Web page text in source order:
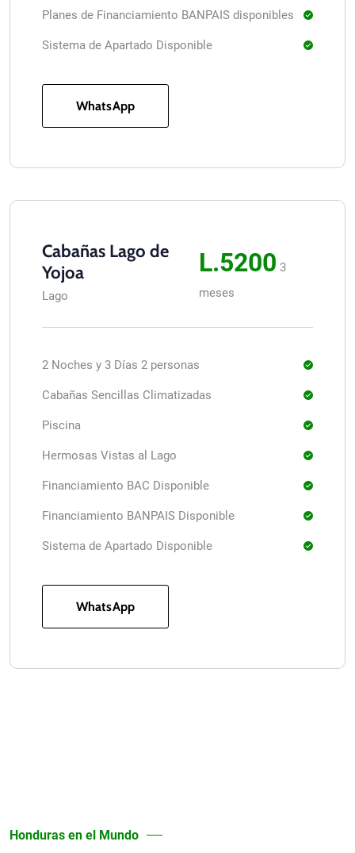
Planes de Financiamiento BANPAIS disponibles
Sistema de Apartado Disponible
WhatsApp
Cabañas Lago de
Yojoa
Lago
L.5200 3
meses
2 Noches y 3 Días 2 personas
Cabañas Sencillas Climatizadas
Piscina
Hermosas Vistas al Lago
Financiamiento BAC Disponible
Financiamiento BANPAIS Disponible
Sistema de Apartado Disponible
WhatsApp
Honduras en el Mundo